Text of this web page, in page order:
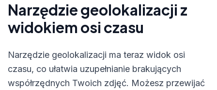
Narzędzie geolokalizacji z
widokiem osi czasu
Narzędzie geolokalizacji ma teraz widok osi
czasu, co ułatwia uzupełnianie brakujących
współrzędnych Twoich zdjęć. Możesz przewijać